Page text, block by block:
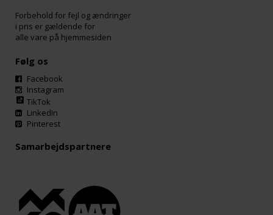
Forbehold for fejl og ændringer
i pris er gældende for
alle vare på hjemmesiden
Følg os
Facebook
Instagram
TikTok
LinkedIn
Pinterest
Samarbejdspartnere